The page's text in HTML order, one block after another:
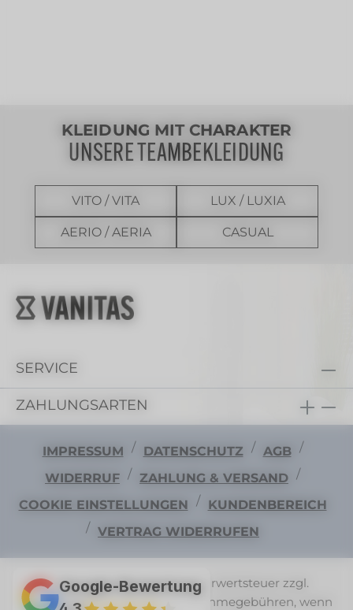
KLEIDUNG MIT CHARAKTER
UNSERE TEAMBEKLEIDUNG
VITO / VITA LUX / LUXIA
AERIO / AERIA CASUAL
SERVICE
ZAHLUNGSARTEN
IMPRESSUM / DATENSCHUTZ / AGB /
WIDERRUF / ZAHLUNG & VERSAND /
COOKIE EINSTELLUNGEN /
KUNDENBEREICH
/ VERTRAG WIDERRUFEN
Alle Preise exkl. gesetzl. Mehrwertsteuer zzgl.
Versandkosten
und ggf. Nachnahmegebühren, wenn
Google-Bewertung